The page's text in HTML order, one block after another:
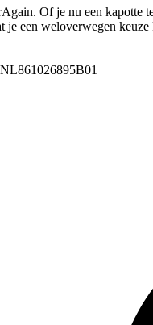
Of je nu een
een weloverwegen